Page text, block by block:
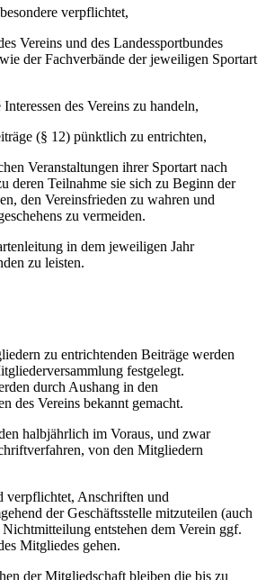
verpflichtet,
und des Landessportbundes
der Fachverbände der jeweiligen Sportart
des Vereins zu handeln,
(§ 12) pünktlich zu entrichten,
Veranstaltungen ihrer Sportart nach
deren Teilnahme sie sich zu Beginn der
den Vereinsfrieden zu wahren und
zu vermeiden.
in dem jeweiligen Jahr
zu leisten.
zu entrichtenden Beiträge werden
festgelegt.
durch Aushang in den
des Vereins bekannt gemacht.
halbjährlich im Voraus, und zwar
von den Mitgliedern
Anschriften und
der Geschäftsstelle mitzuteilen (auch
entstehen dem Verein ggf.
Mitgliedes gehen.
der Mitgliedschaft bleiben die bis zu